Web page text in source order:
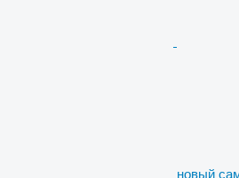
новый